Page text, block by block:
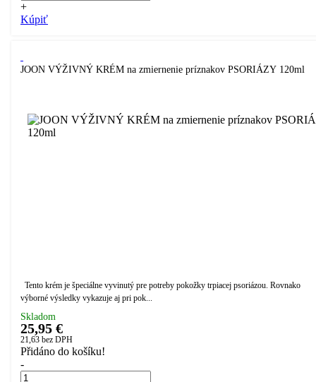
+
Kúpiť
JOON VÝŽIVNÝ KRÉM na zmiernenie príznakov PSORIÁZY 120ml
Tento krém je špeciálne vyvinutý pre potreby pokožky trpiacej psoriázou. Rovnako
výborné výsledky vykazuje aj pri pok...
Skladom
25,95 €
21,63 bez DPH
Přidáno do košíku!
-